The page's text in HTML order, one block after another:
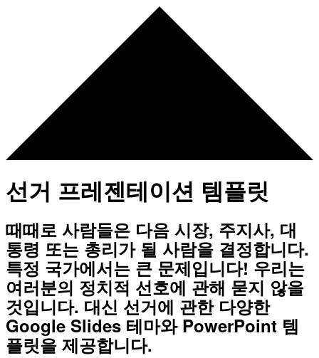
선거 프레젠테이션 템플릿
때때로 사람들은 다음 시장, 주지사, 대
통령 또는 총리가 될 사람을 결정합니다.
특정 국가에서는 큰 문제입니다! 우리는
여러분의 정치적 선호에 관해 묻지 않을
것입니다. 대신 선거에 관한 다양한
Google Slides 테마와 PowerPoint 템
플릿을 제공합니다.